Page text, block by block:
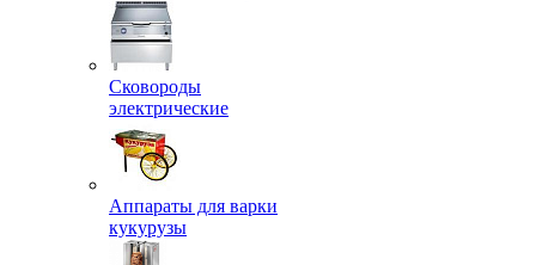
Сковороды
электрические
Аппараты для варки
кукурузы